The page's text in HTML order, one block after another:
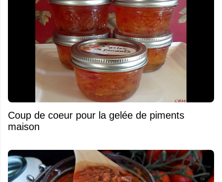
Coup de coeur pour la gelée de piments
maison